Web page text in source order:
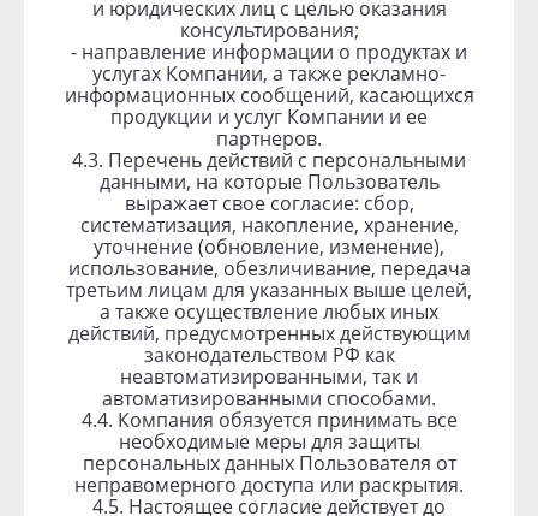
и юридических лиц с целью оказания
консультирования;
- направление информации о продуктах и
услугах Компании, а также рекламно-
информационных сообщений, касающихся
продукции и услуг Компании и ее
партнеров.
4.3. Перечень действий с персональными
данными, на которые Пользователь
выражает свое согласие: сбор,
систематизация, накопление, хранение,
уточнение (обновление, изменение),
использование, обезличивание, передача
третьим лицам для указанных выше целей,
а также осуществление любых иных
действий, предусмотренных действующим
законодательством РФ как
неавтоматизированными, так и
автоматизированными способами.
4.4. Компания обязуется принимать все
необходимые меры для защиты
персональных данных Пользователя от
неправомерного доступа или раскрытия.
4.5. Настоящее согласие действует до